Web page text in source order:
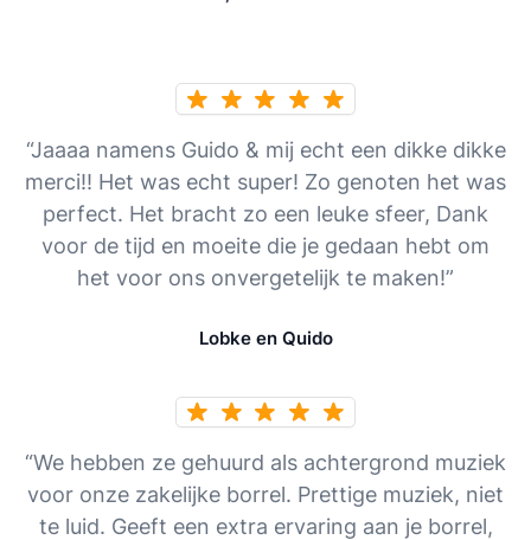
“Jaaaa namens Guido & mij echt een dikke dikke
merci!! Het was echt super! Zo genoten het was
perfect. Het bracht zo een leuke sfeer, Dank
voor de tijd en moeite die je gedaan hebt om
het voor ons onvergetelijk te maken!”
Lobke en Quido
“We hebben ze gehuurd als achtergrond muziek
voor onze zakelijke borrel. Prettige muziek, niet
te luid. Geeft een extra ervaring aan je borrel,